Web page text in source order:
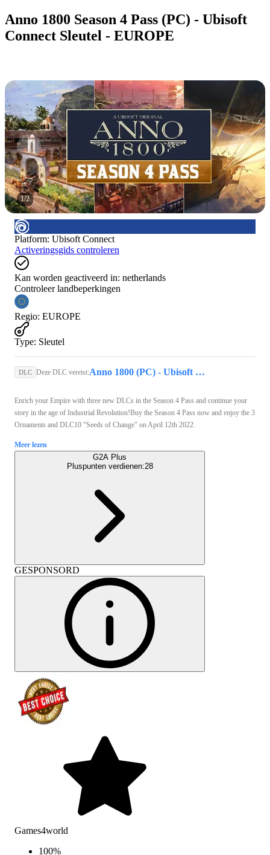
Anno 1800 Season 4 Pass (PC) - Ubisoft
Connect Sleutel - EUROPE
1/2
Platform: Ubisoft Connect
Activeringsgids controleren
Kan worden geactiveerd in: netherlands
Controleer landbeperkingen
Regio: EUROPE
Type: Sleutel
DLC Deze DLC vereist: Anno 1800 (PC) - Ubisoft Connect Key - EUROPE
Enrich your Empire with three new DLCs in the Season 4 Pass and continue your
story in the age of Industrial Revolution!Buy the Season 4 Pass now and enjoy the 3
Ornaments and DLC10 "Seeds of Change" on April 12th 2022.
Meer lezen
G2A Plus
Pluspunten verdienen:28
GESPONSORD
Games4world
100%